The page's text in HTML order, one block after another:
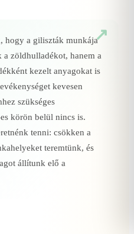
hogy a giliszták munkája
zöldhulladékot, hanem a
kezelt anyagokat is
kevesen
szükséges
körön belül nincs is.
tenni: csökken a
teremtünk, és
állítunk elő a